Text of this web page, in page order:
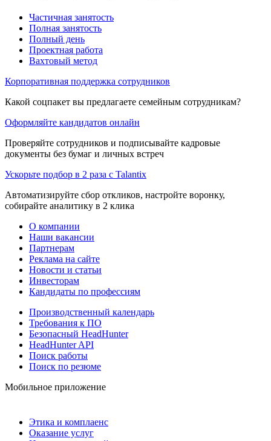
Частичная занятость
Полная занятость
Полный день
Проектная работа
Вахтовый метод
Корпоративная поддержка сотрудников
Какой соцпакет вы предлагаете семейным сотрудникам?
Оформляйте кандидатов онлайн
Проверяйте сотрудников и подписывайте кадровые
документы без бумаг и личных встреч
Ускорьте подбор в 2 раза с Talantix
Автоматизируйте сбор откликов, настройте воронку,
собирайте аналитику в 2 клика
О компании
Наши вакансии
Партнерам
Реклама на сайте
Новости и статьи
Инвесторам
Кандидаты по профессиям
Производственный календарь
Требования к ПО
Безопасный HeadHunter
HeadHunter API
Поиск работы
Поиск по резюме
Мобильное приложение
Этика и комплаенс
Оказание услуг